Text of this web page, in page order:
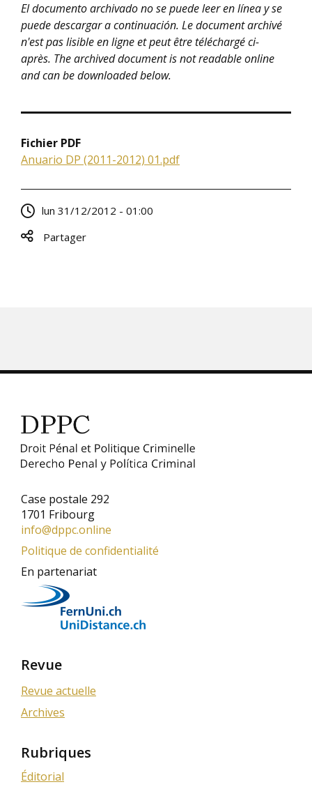
El documento archivado no se puede leer en línea y se
puede descargar a continuación. Le document archivé
n'est pas lisible en ligne et peut être téléchargé ci-
après. The archived document is not readable online
and can be downloaded below.
Fichier PDF
Anuario DP (2011-2012) 01.pdf
lun 31/12/2012 - 01:00
Partager
Case postale 292
1701 Fribourg
info@dppc.online
Politique de confidentialité
En partenariat
Revue
Revue actuelle
Archives
Rubriques
Éditorial